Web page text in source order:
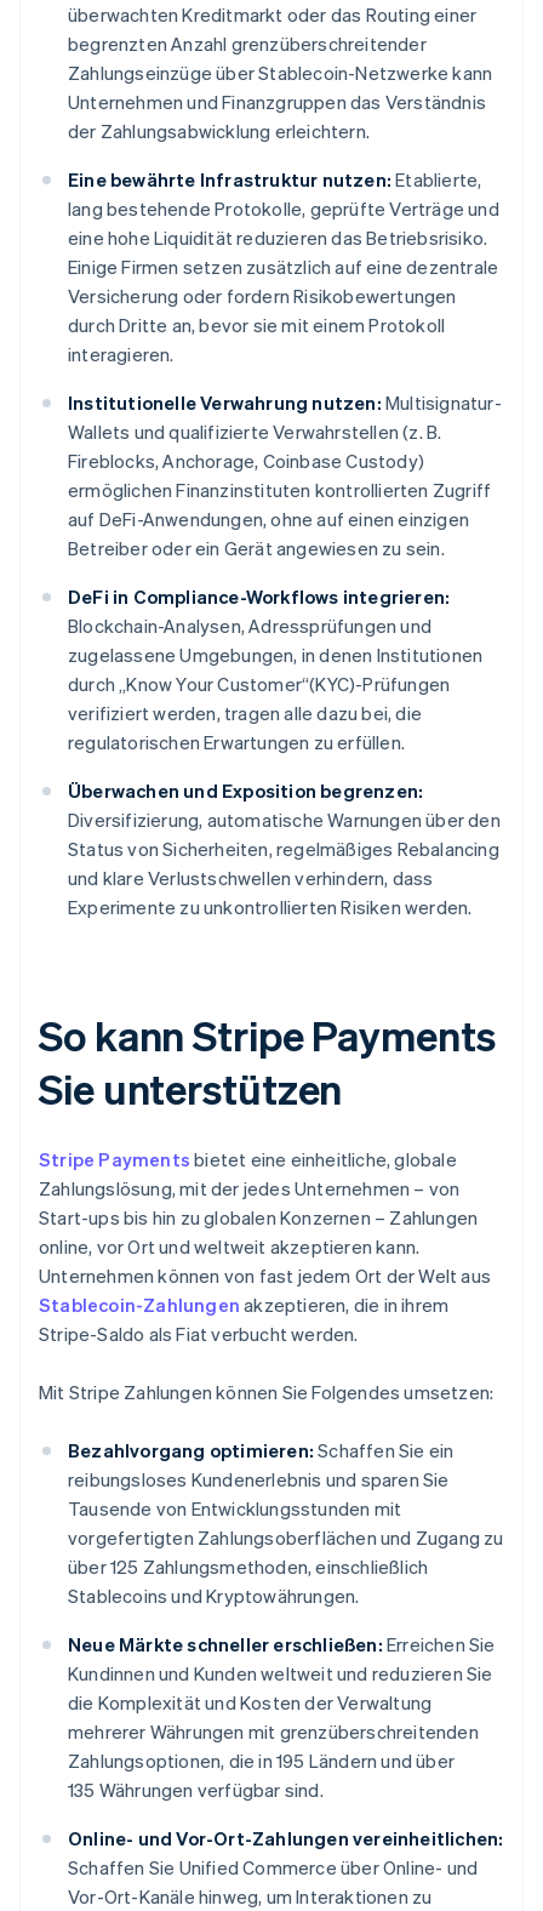
überwachten Kreditmarkt oder das Routing einer
begrenzten Anzahl grenzüberschreitender
Zahlungseinzüge über Stablecoin-Netzwerke kann
Unternehmen und Finanzgruppen das Verständnis
der Zahlungsabwicklung erleichtern.
Eine bewährte Infrastruktur nutzen: Etablierte,
lang bestehende Protokolle, geprüfte Verträge und
eine hohe Liquidität reduzieren das Betriebsrisiko.
Einige Firmen setzen zusätzlich auf eine dezentrale
Versicherung oder fordern Risikobewertungen
durch Dritte an, bevor sie mit einem Protokoll
interagieren.
Institutionelle Verwahrung nutzen: Multisignatur-
Wallets und qualifizierte Verwahrstellen (z. B.
Fireblocks, Anchorage, Coinbase Custody)
ermöglichen Finanzinstituten kontrollierten Zugriff
auf DeFi-Anwendungen, ohne auf einen einzigen
Betreiber oder ein Gerät angewiesen zu sein.
DeFi in Compliance-Workflows integrieren:
Blockchain-Analysen, Adressprüfungen und
zugelassene Umgebungen, in denen Institutionen
durch „Know Your Customer“(KYC)-Prüfungen
verifiziert werden, tragen alle dazu bei, die
regulatorischen Erwartungen zu erfüllen.
Überwachen und Exposition begrenzen:
Diversifizierung, automatische Warnungen über den
Status von Sicherheiten, regelmäßiges Rebalancing
und klare Verlustschwellen verhindern, dass
Experimente zu unkontrollierten Risiken werden.
So kann Stripe Payments
Sie unterstützen
Stripe Payments bietet eine einheitliche, globale
Zahlungslösung, mit der jedes Unternehmen – von
Start-ups bis hin zu globalen Konzernen – Zahlungen
online, vor Ort und weltweit akzeptieren kann.
Unternehmen können von fast jedem Ort der Welt aus
Stablecoin-Zahlungen akzeptieren, die in ihrem
Stripe-Saldo als Fiat verbucht werden.
Mit Stripe Zahlungen können Sie Folgendes umsetzen:
Bezahlvorgang optimieren: Schaffen Sie ein
reibungsloses Kundenerlebnis und sparen Sie
Tausende von Entwicklungsstunden mit
vorgefertigten Zahlungsoberflächen und Zugang zu
über 125 Zahlungsmethoden, einschließlich
Stablecoins und Kryptowährungen.
Neue Märkte schneller erschließen: Erreichen Sie
Kundinnen und Kunden weltweit und reduzieren Sie
die Komplexität und Kosten der Verwaltung
mehrerer Währungen mit grenzüberschreitenden
Zahlungsoptionen, die in 195 Ländern und über
135 Währungen verfügbar sind.
Online- und Vor-Ort-Zahlungen vereinheitlichen:
Schaffen Sie Unified Commerce über Online- und
Vor-Ort-Kanäle hinweg, um Interaktionen zu